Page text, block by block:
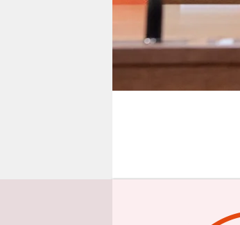
fragen & hilfe
unterstützen
abo
genossenschaft